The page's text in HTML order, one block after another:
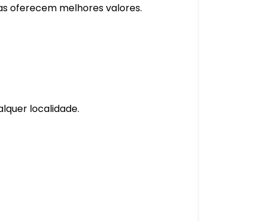
oferecem melhores valores.
localidade.